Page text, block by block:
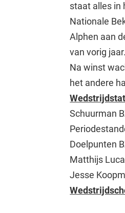
staat alles in
Nationale
Alphen aan
van vorig
Na winst
het andere
Matthijs
Jesse